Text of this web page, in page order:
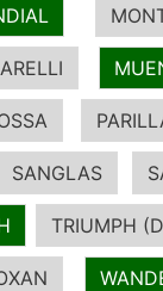
SANGLAS
TRIUMPH